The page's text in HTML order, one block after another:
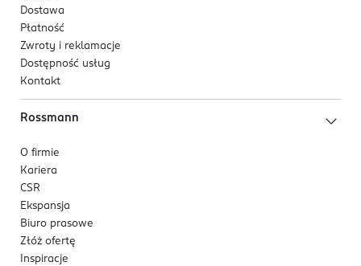
Dostawa
Płatność
Zwroty i reklamacje
Dostępność usług
Kontakt
Rossmann
O firmie
Kariera
CSR
Ekspansja
Biuro prasowe
Złóż ofertę
Inspiracje